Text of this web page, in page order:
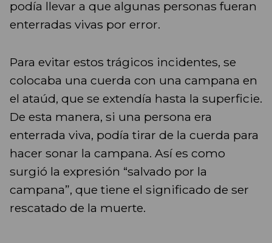
podía llevar a que algunas personas fueran
enterradas vivas por error.
Para evitar estos trágicos incidentes, se
colocaba una cuerda con una campana en
el ataúd, que se extendía hasta la superficie.
De esta manera, si una persona era
enterrada viva, podía tirar de la cuerda para
hacer sonar la campana. Así es como
surgió la expresión “salvado por la
campana”, que tiene el significado de ser
rescatado de la muerte.